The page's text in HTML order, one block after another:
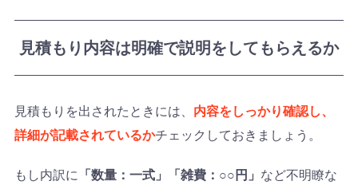
見積もり内容は明確で説明をしてもらえるか
見積もりを出されたときには、 内容をしっかり確認し、
詳細が記載されているかチェックしておきましょう。
もし内訳に 「数量：一式」 「雑費：○○円」 など不明瞭な